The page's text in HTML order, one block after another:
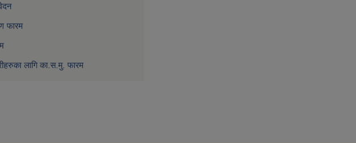
फारम
लागि का.स.मु. फारम